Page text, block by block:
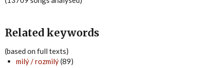
Related keywords
(based on full texts)
milý / rozmilý(89)